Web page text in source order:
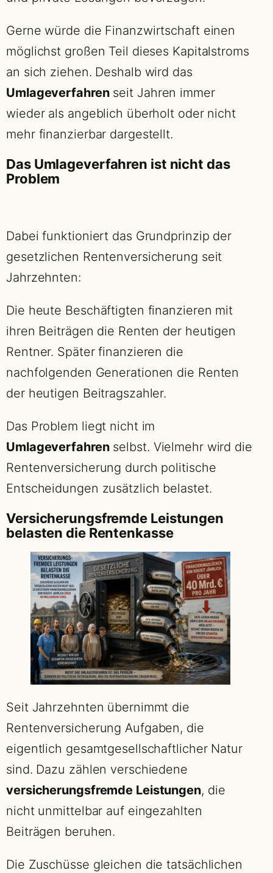
Gerne würde die Finanzwirtschaft einen
möglichst großen Teil dieses Kapitalstroms
an sich ziehen. Deshalb wird das
Umlageverfahrenseit Jahren immer
wieder als angeblich überholt oder nicht
mehr finanzierbar dargestellt.
Das Umlageverfahren ist nicht das
Problem
Dabei funktioniert das Grundprinzip der
gesetzlichen Rentenversicherung seit
Jahrzehnten:
Die heute Beschäftigten finanzieren mit
ihren Beiträgen die Renten der heutigen
Rentner. Später finanzieren die
nachfolgenden Generationen die Renten
der heutigen Beitragszahler.
Das Problem liegt nicht im
Umlageverfahrenselbst. Vielmehr wird die
Rentenversicherung durch politische
Entscheidungen zusätzlich belastet.
Versicherungsfremde Leistungen
belasten die Rentenkasse
Seit Jahrzehnten übernimmt die
Rentenversicherung Aufgaben, die
eigentlich gesamtgesellschaftlicher Natur
sind. Dazu zählen verschiedene
versicherungsfremde Leistungen, die
nicht unmittelbar auf eingezahlten
Beiträgen beruhen.
Die Zuschüsse gleichen die tatsächlichen